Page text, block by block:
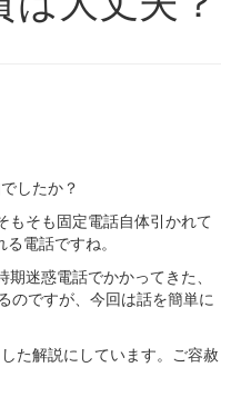
したか？
もそも固定電話自体引かれて
電話ですね。
迷惑電話でかかってきた、
のですが、今回は話を簡単に
た解説にしています。ご容赦